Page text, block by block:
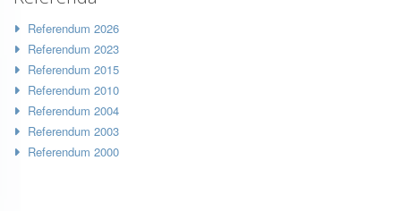
Referendum 2026
Referendum 2023
Referendum 2015
Referendum 2010
Referendum 2004
Referendum 2003
Referendum 2000